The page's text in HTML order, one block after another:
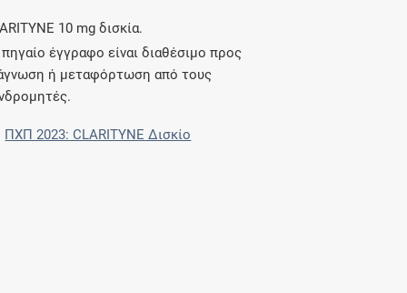
10 mg δισκία.
έγγραφο είναι διαθέσιμο προς
ή μεταφόρτωση από τους
ΠΧΠ 2023: CLARITYNE Δισκίο